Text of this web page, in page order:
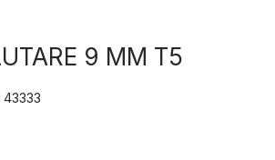
9 MM T5
43333